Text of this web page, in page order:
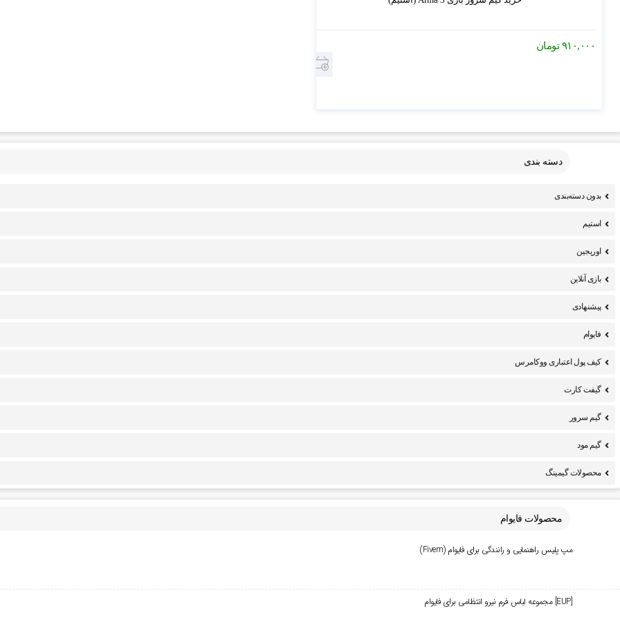
۹۱۰,۰۰۰ تومان
دسته بندی
بدون دسته‌بندی
استیم
اوریجین
بازی آنلاین
پیشنهادی
فایوام
کیف پول اعتباری ووکامرس
گیفت کارت
گیم سرور
گیم مود
محصولات گیمینگ
محصولات فایوام
مپ پلیس راهنمایی و رانندگی برای فایوام (Fivem)
[EUP] مجموعه لباس فرم نیرو انتظامی برای فایوام